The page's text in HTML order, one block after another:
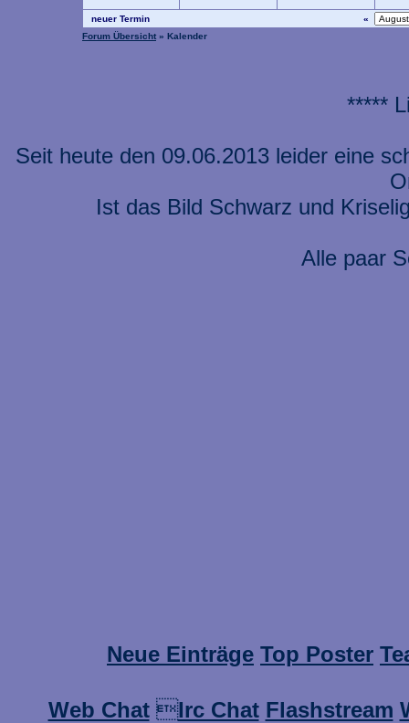
neuer Termin
«
Forum Übersicht » Kalender
*****
Seit heute den 09.06.2013 leider eine
Ist das Bild Schwarz und
Alle paar
Neue Einträge Top Poster
Web ChatIrc Chat Flashstream